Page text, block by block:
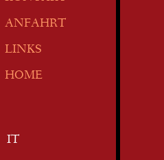
ANFAHRT
LINKS
HOME
IT